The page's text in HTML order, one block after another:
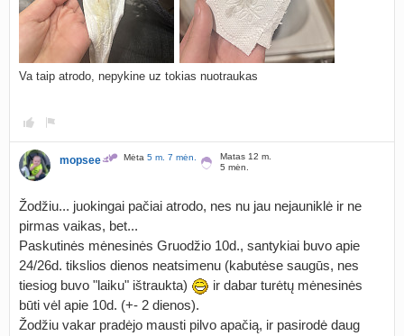
Va taip atrodo, nepykine uz tokias nuotraukas
mopsee Mėta 5 m. 7 mėn.
Matas 12 m.
5 mėn.
Žodžiu... juokingai pačiai atrodo, nes nu jau nejauniklė ir ne
pirmas vaikas, bet...
Paskutinės mėnesinės Gruodžio 10d., santykiai buvo apie
24/26d. tikslios dienos neatsimenu (kabutėse saugūs, nes
tiesiog buvo "laiku" ištraukta)
ir dabar turėtų mėnesinės
būti vėl apie 10d. (+- 2 dienos).
Žodžiu vakar pradėjo mausti pilvo apačią, ir pasirodė daug